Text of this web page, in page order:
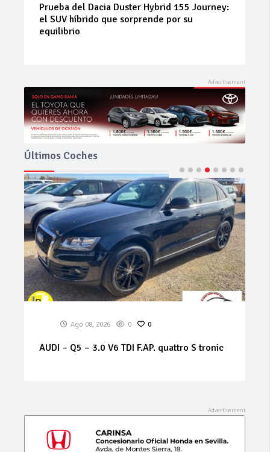
Neumáticos de ocasión: la alternativa
inteligente para ahorrar sin renunciar a la
seguridad
Últimos Coches
Ago 08, 2026 0 0
ALFA ROMEO – 159 – 1.9 JTS 16V Distinctive